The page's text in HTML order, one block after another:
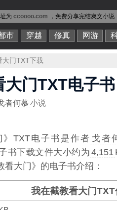
为 ccoooo.com ，免费分享完结爽文小说
市 穿越 修真 网游
大门TXT下载
大门TXT电子书
者何慕小说
》TXT电子书是作者 戈者
书下载文件大小约为 4,151
大门》的电子书介绍：
我在截教看大门TXT